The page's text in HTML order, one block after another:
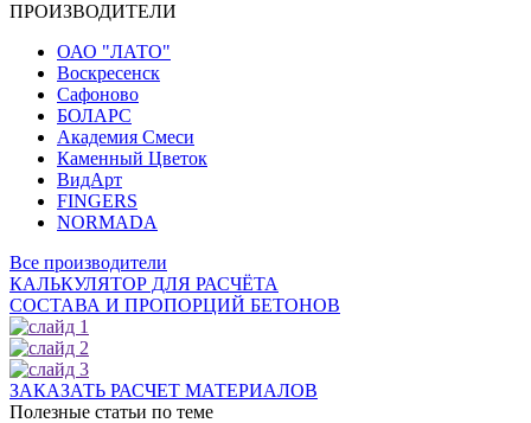
ПРОИЗВОДИТЕЛИ
ОАО "ЛАТО"
Воскресенск
Сафоново
БОЛАРС
Академия Смеси
Каменный Цветок
ВидАрт
FINGERS
NORMADA
Все производители
КАЛЬКУЛЯТОР ДЛЯ РАСЧЁТА
СОСТАВА И ПРОПОРЦИЙ БЕТОНОВ
ЗАКАЗАТЬ РАСЧЕТ МАТЕРИАЛОВ
Полезные статьи по теме